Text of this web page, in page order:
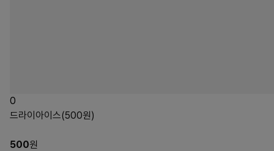
0
드라이아이스(500원)
500원